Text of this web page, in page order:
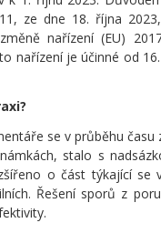
ze dne 18. října
nařízení (EU)
nařízení je účinné od
se v průběhu
stalo s
o část týkající se
Řešení sporů z